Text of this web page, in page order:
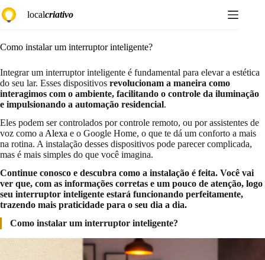
para
localcriativo
Como instalar um interruptor inteligente?
Integrar um interruptor inteligente é fundamental para elevar a estética
do seu lar. Esses dispositivos revolucionam a maneira como
interagimos com o ambiente, facilitando o controle da iluminação
e impulsionando a automação residencial.
Eles podem ser controlados por controle remoto, ou por assistentes de
voz como a Alexa e o Google Home, o que te dá um conforto a mais
na rotina. A instalação desses dispositivos pode parecer complicada,
mas é mais simples do que você imagina.
Continue conosco e descubra como a instalação é feita. Você vai
ver que, com as informações corretas e um pouco de atenção, logo
seu interruptor inteligente estará funcionando perfeitamente,
trazendo mais praticidade para o seu dia a dia.
Como instalar um interruptor inteligente?